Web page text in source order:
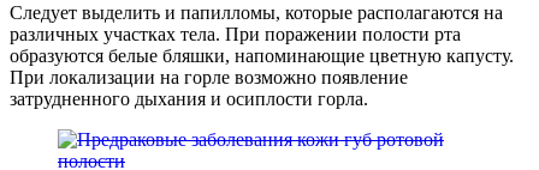
Следует выделить и папилломы, которые располагаются на
различных участках тела. При поражении полости рта
образуются белые бляшки, напоминающие цветную капусту.
При локализации на горле возможно появление
затрудненного дыхания и осиплости горла.